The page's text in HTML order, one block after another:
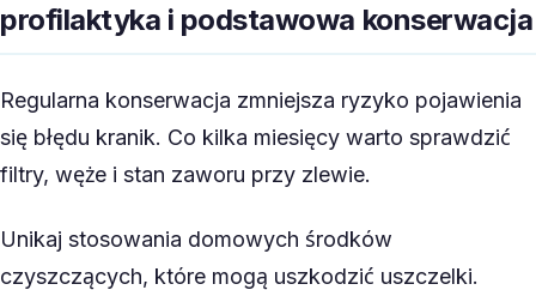
profilaktyka i podstawowa konserwacja
Regularna konserwacja zmniejsza ryzyko pojawienia
się błędu kranik. Co kilka miesięcy warto sprawdzić
filtry, węże i stan zaworu przy zlewie.
Unikaj stosowania domowych środków
czyszczących, które mogą uszkodzić uszczelki.